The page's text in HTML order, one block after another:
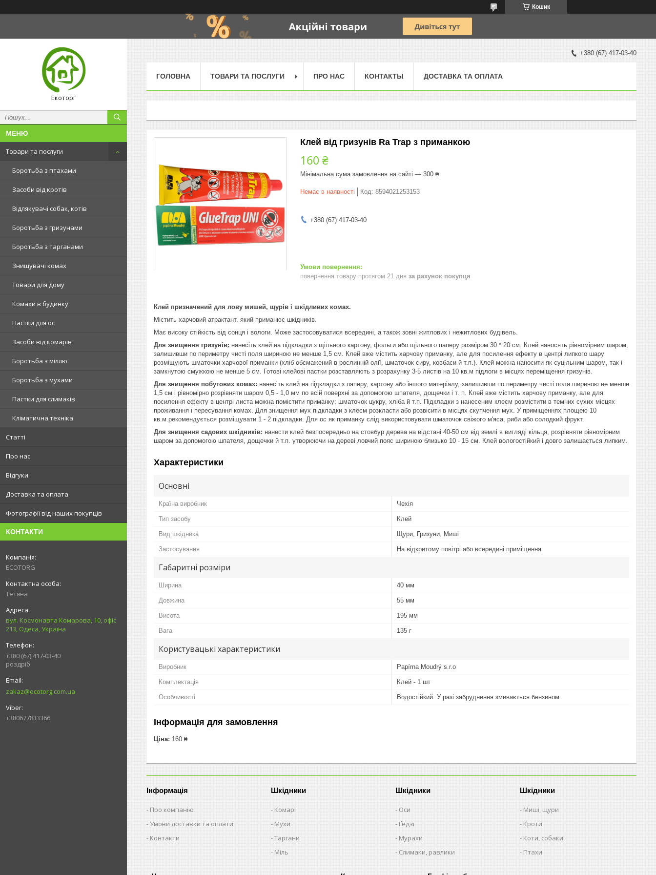
Кошик
Екоторг
Товари та послуги
Боротьба з птахами
Засоби від кротів
Відлякувачі собак, котів
Боротьба з гризунами
Боротьба з тарганами
Знищувачі комах
Товари для дому
Комахи в будинку
Пастки для ос
Засоби від комарів
Боротьба з міллю
Боротьба з мухами
Пастки для слимаків
Кліматична техніка
Статті
Про нас
Відгуки
Доставка та оплата
Фотографії від наших покупців
КОНТАКТИ
ECOTORG
Тетяна
вул. Космонавта Комарова, 10, офіс
213, Одеса, Україна
+380 (67) 417-03-40
роздріб
zakaz@ecotorg.com.ua
+380677833366
+380 (67) 417-03-40
ГОЛОВНА ТОВАРИ ТА ПОСЛУГИ ПРО НАС КОНТАКТЫ ДОСТАВКА ТА ОПЛАТА
Клей від гризунів Ra Trap з приманкою
160 ₴
Мінімальна сума замовлення на сайті — 300 ₴
Немає в наявності Код: 8594021253153
+380 (67) 417-03-40
повернення товару протягом 21 дня за рахунок покупця
Клей призначений для лову мишей, щурів і шкідливих комах.
Містить харчовий атрактант, який приманює шкідників.
Має високу стійкість від сонця і вологи. Може застосовуватися всередині, а також зовні житлових і нежитлових будівель.
Для знищення гризунів: нанесіть клей на підкладки з щільного картону, фольги або щільного паперу розміром 30 * 20 см. Клей наносять рівномірним шаром,
залишивши по периметру чисті поля шириною не менше 1,5 см. Клей вже містить харчову приманку, але для посилення ефекту в центрі липкого шару
розміщують шматочки харчової приманки (хліб обсмажений в рослинній олії, шматочок сиру, ковбаси й т.п.). Клей можна наносити як суцільним шаром, так і
замкнутою смужкою не менше 5 см. Готові клейові пастки розставляють з розрахунку 3-5 листів на 10 кв.м підлоги в місцях переміщення гризунів.
Для знищення побутових комах: нанесіть клей на підкладки з паперу, картону або іншого матеріалу, залишивши по периметру чисті поля шириною не менше
1,5 см і рівномірно розрівняти шаром 0,5 - 1,0 мм по всій поверхні за допомогою шпателя, дощечки і т. п. Клей вже містить харчову приманку, але для
посилення ефекту в центрі листа можна помістити приманку: шматочок цукру, хліба й т.п. Підкладки з нанесеним клеєм розмістити в темних сухих місцях
проживання і пересування комах. Для знищення мух підкладки з клеєм розкласти або розвісити в місцях скупчення мух. У приміщеннях площею 10
кв.м.рекомендується розміщувати 1 - 2 підкладки. Для ос як приманку слід використовувати шматочок свіжого м'яса, риби або солодкий фрукт.
Для знищення садових шкідників: нанести клей безпосередньо на стовбур дерева на відстані 40-50 см від землі в вигляді кільця, розрівняти рівномірним
шаром за допомогою шпателя, дощечки й т.п. утворюючи на дереві ловчий пояс шириною близько 10 - 15 см. Клей вологостійкий і довго залишається липким.
Характеристики
Основні
Країна виробник Чехія
Тип засобу Клей
Вид шкідника Щури, Гризуни, Миші
Застосування На відкритому повітрі або всередині приміщення
Габаритні розміри
Ширина 40 мм
Довжина 55 мм
Висота 195 мм
Вага 135 г
Користувацькі характеристики
Виробник Papírna Moudrý s.r.o
Комплектація Клей - 1 шт
Особливості Водостійкий. У разі забруднення змивається бензином.
Інформація для замовлення
Ціна: 160 ₴
Інформація
Про компанію
Умови доставки та оплати
Контакти
Шкідники
Комарі
Мухи
Таргани
Міль
Шкідники
Оси
Ґедзі
Мурахи
Слимаки, равлики
Шкідники
Миші, щури
Кроти
Коти, собаки
Птахи